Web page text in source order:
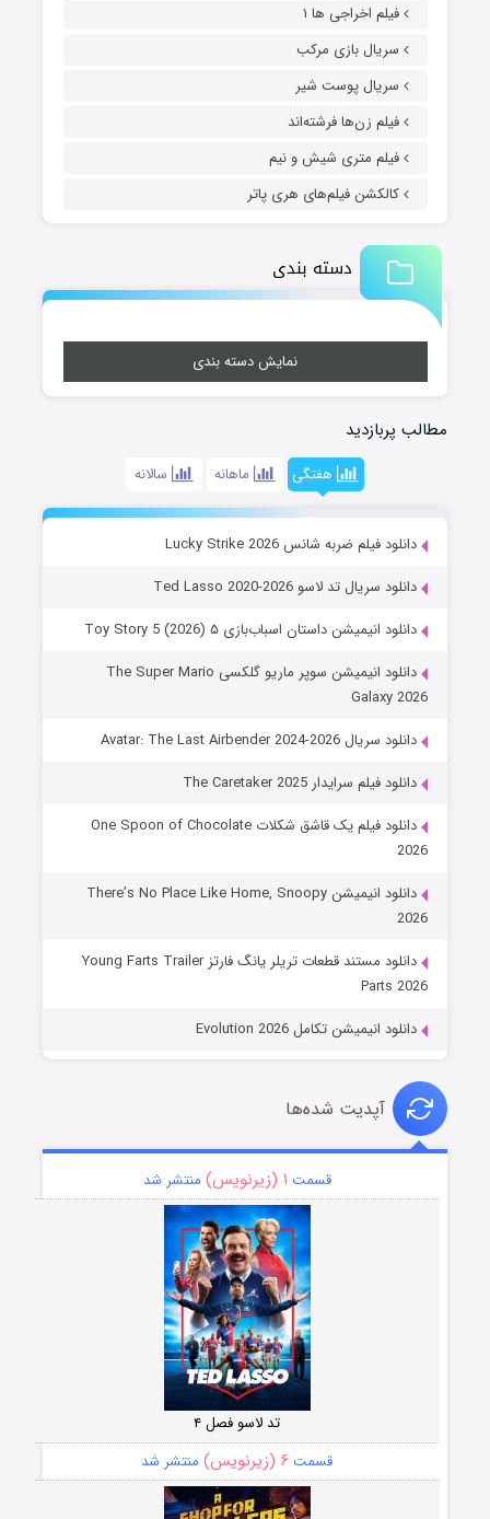
فیلم اخراجی ها ۱
سریال بازی مرکب
سریال پوست شیر
فیلم زن‌ها فرشته‌اند
فیلم متری شیش و نیم
کالکشن فیلم‌های هری پاتر
دسته بندی
نمایش دسته بندی
مطالب پربازدید
هفتگی ماهانه سالانه
دانلود فیلم ضربه شانس Lucky Strike 2026
دانلود سریال تد لاسو Ted Lasso 2020-2026
دانلود انیمیشن داستان اسباب‌بازی ۵ Toy Story 5 (2026)
دانلود انیمیشن سوپر ماریو گلکسی The Super Mario
Galaxy 2026
دانلود سریال Avatar: The Last Airbender 2024-2026
دانلود فیلم سرایدار The Caretaker 2025
دانلود فیلم یک قاشق شکلات One Spoon of Chocolate
2026
دانلود انیمیشن There’s No Place Like Home, Snoopy
2026
دانلود مستند قطعات تریلر یانگ فارتز Young Farts Trailer
Parts 2026
دانلود انیمیشن تکامل Evolution 2026
آپدیت شده‌ها
قسمت ۱ (زیرنویس) منتشر شد
تد لاسو فصل ۴
قسمت ۶ (زیرنویس) منتشر شد